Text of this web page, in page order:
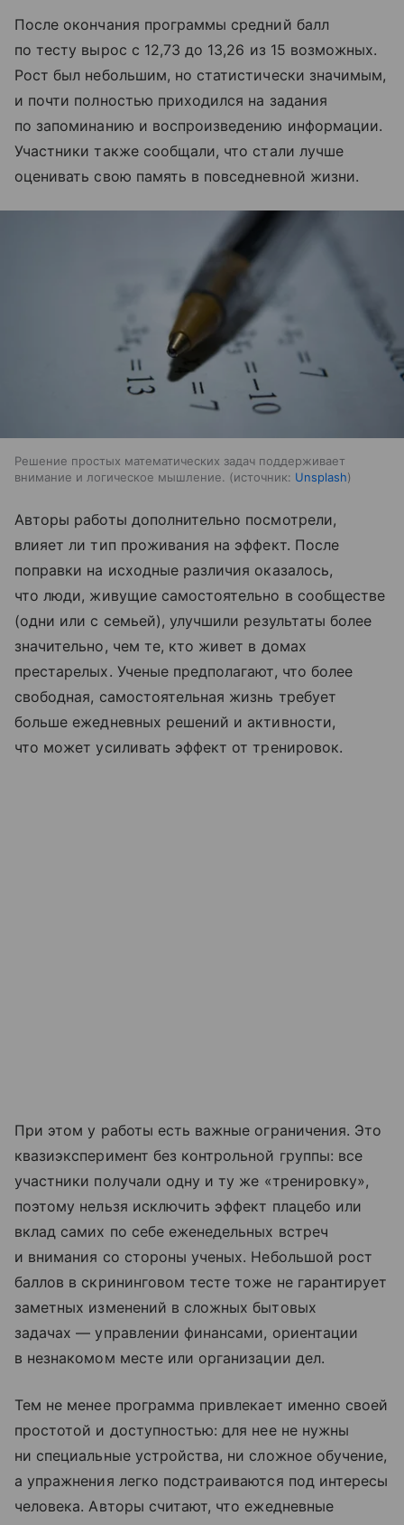
После окончания программы средний балл
по тесту вырос с 12,73 до 13,26 из 15 возможных.
Рост был небольшим, но статистически значимым,
и почти полностью приходился на задания
по запоминанию и воспроизведению информации.
Участники также сообщали, что стали лучше
оценивать свою память в повседневной жизни.
Решение простых математических задач поддерживает
внимание и логическое мышление.
источник: Unsplash
Авторы работы дополнительно посмотрели,
влияет ли тип проживания на эффект. После
поправки на исходные различия оказалось,
что люди, живущие самостоятельно в сообществе
(одни или с семьей), улучшили результаты более
значительно, чем те, кто живет в домах
престарелых. Ученые предполагают, что более
свободная, самостоятельная жизнь требует
больше ежедневных решений и активности,
что может усиливать эффект от тренировок.
При этом у работы есть важные ограничения. Это
квазиэксперимент без контрольной группы: все
участники получали одну и ту же «тренировку»,
поэтому нельзя исключить эффект плацебо или
вклад самих по себе еженедельных встреч
и внимания со стороны ученых. Небольшой рост
баллов в скрининговом тесте тоже не гарантирует
заметных изменений в сложных бытовых
задачах — управлении финансами, ориентации
в незнакомом месте или организации дел.
Тем не менее программа привлекает именно своей
простотой и доступностью: для нее не нужны
ни специальные устройства, ни сложное обучение,
а упражнения легко подстраиваются под интересы
человека. Авторы считают, что ежедневные